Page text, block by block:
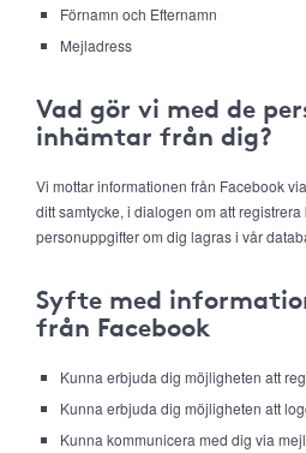
Förnamn och Efternamn
Mejladress
Vad gör vi med de
inhämtar från dig?
Vi mottar informationen från Facebook
ditt samtycke, i dialogen om att
personuppgifter om dig lagras i vår
Syfte med
från Facebook
Kunna erbjuda dig möjligheten att
Kunna erbjuda dig möjligheten att
Kunna kommunicera med dig via